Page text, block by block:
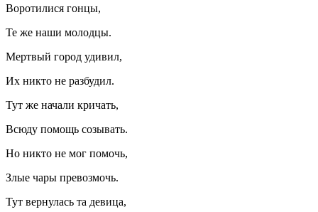
Воротилися гонцы,
Те же наши молодцы.
Мертвый город удивил,
Их никто не разбудил.
Тут же начали кричать,
Всюду помощь созывать.
Но никто не мог помочь,
Злые чары превозмочь.
Тут вернулась та девица,